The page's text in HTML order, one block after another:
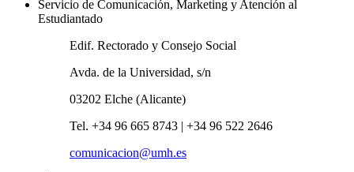
Servicio de Comunicación, Marketing y Atención al
Estudiantado
Edif. Rectorado y Consejo Social
Avda. de la Universidad, s/n
03202 Elche (Alicante)
Tel. +34 96 665 8743 | +34 96 522 2646
comunicacion@umh.es